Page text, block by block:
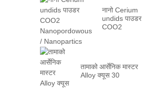
नानो Cerium
undids पाउडर
COO2
तामाको आर्सेनिक मास्टर
Alloy क्यूस 30